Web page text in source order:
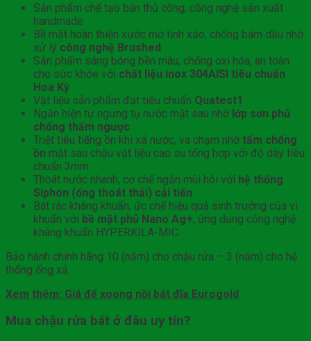
Sản phẩm chế tạo bán thủ công, công nghệ sản xuất
handmade
Bề mặt hoàn thiện xước mờ tinh xảo, chống bám dầu nhờ
xử lý công nghệ Brushed
Sản phẩm sáng bóng bền màu, chống oxi hóa, an toàn
cho sức khỏe với chất liệu inox 304AISI tiêu chuẩn
Hoa Kỳ
Vật liệu sản phẩm đạt tiêu chuẩn Quatest1
Ngăn hiện tự ngưng tụ nước mặt sau nhờ lớp sơn phủ
chống thấm ngược
Triệt tiêu tiếng ồn khi xả nước, va chạm nhờtấm chống
ồn mặt sau chậu vật liệu cao su tổng hợp với độ dày tiêu
chuẩn 3mm
Thoát nước nhanh, cơ chế ngăn mùi hôi với hệ thống
Siphon (ống thoát thải) cải tiến
Bát rác kháng khuẩn, ức chế hiệu quả sinh trưởng của vi
khuẩn với bề mặt phủ Nano Ag+, ứng dụng công nghệ
kháng khuẩn HYPERKILA-MIC
Bảo hành chính hãng 10 (năm) cho chậu rửa – 3 (năm) cho hệ
thống ống xả
Xem thêm: Giá để xoong nồi bát đĩa Eurogold
Mua chậu rửa bát ở đâu uy tín?